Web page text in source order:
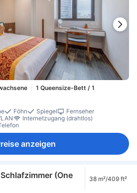
1 Queensize-Bett / 1
Föhn Spiegel
Fernseher
Internetzugang (drahtlos)
anzeigen
(One
38 m²/409 ft²